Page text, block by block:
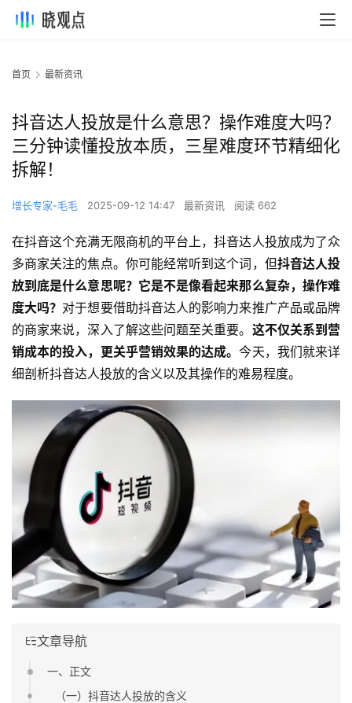
首页 最新资讯
抖音达人投放是什么意思？操作难度大吗？
三分钟读懂投放本质，三星难度环节精细化
拆解！
增长专家-毛毛 2025-09-12 14:47 最新资讯 阅读 662
在抖音这个充满无限商机的平台上，抖音达人投放成为了众
多商家关注的焦点。你可能经常听到这个词，但抖音达人投
放到底是什么意思呢？它是不是像看起来那么复杂，操作难
度大吗？ 对于想要借助抖音达人的影响力来推广产品或品牌
的商家来说，深入了解这些问题至关重要。 这不仅关系到营
销成本的投入，更关乎营销效果的达成。今天，我们就来详
细剖析抖音达人投放的含义以及其操作的难易程度。
文章导航
一、正文
（一）抖音达人投放的含义